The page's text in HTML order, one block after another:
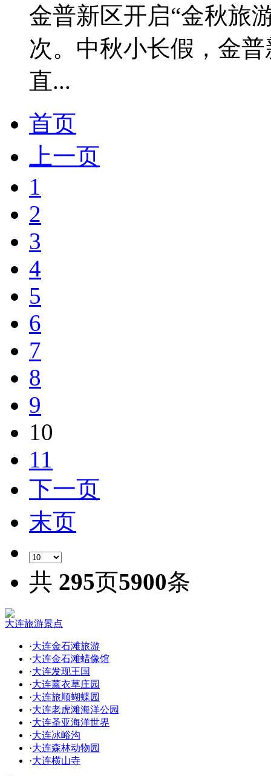
金普新区开启“金秋旅
次。中秋小长假，金
直...
首页
上一页
1
2
3
4
5
6
7
8
9
10
11
下一页
末页
共 295页5900条
大连旅游景点
·大连金石滩旅游
·大连金石滩蜡像馆
·大连发现王国
·大连薰衣草庄园
·大连旅顺蝴蝶园
·大连老虎滩海洋公园
·大连圣亚海洋世界
·大连冰峪沟
·大连森林动物园
·大连横山寺